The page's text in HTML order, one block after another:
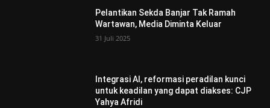
Pelantikan Sekda Banjar Tak Ramah
Wartawan, Media Diminta Keluar
31 Juli 2025
Integrasi AI, reformasi peradilan kunci
untuk keadilan yang dapat diakses: CJP
Yahya Afridi